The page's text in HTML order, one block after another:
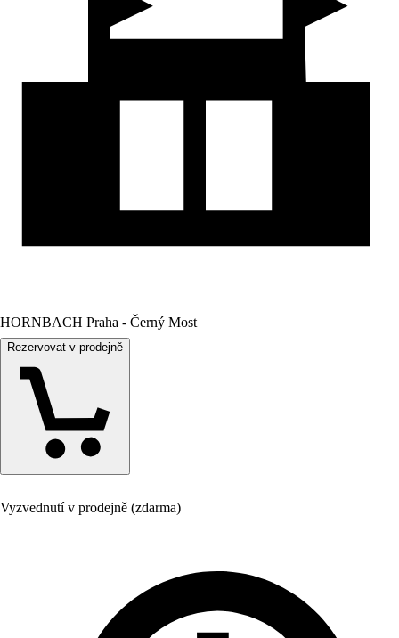
HORNBACH Praha - Černý Most
Rezervovat v prodejně
Vyzvednutí v prodejně (zdarma)